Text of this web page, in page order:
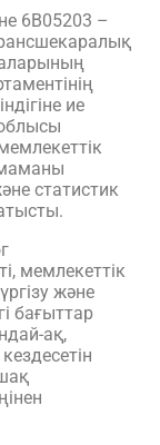
6В05203 –
ие
статистик
мемлекеттік
және
бағыттар
ақ,